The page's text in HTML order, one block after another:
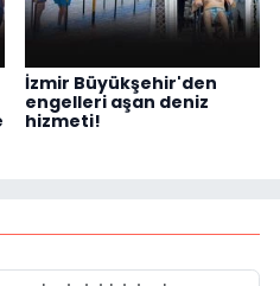
İzmir Büyükşehir'den
engelleri aşan deniz
hizmeti!